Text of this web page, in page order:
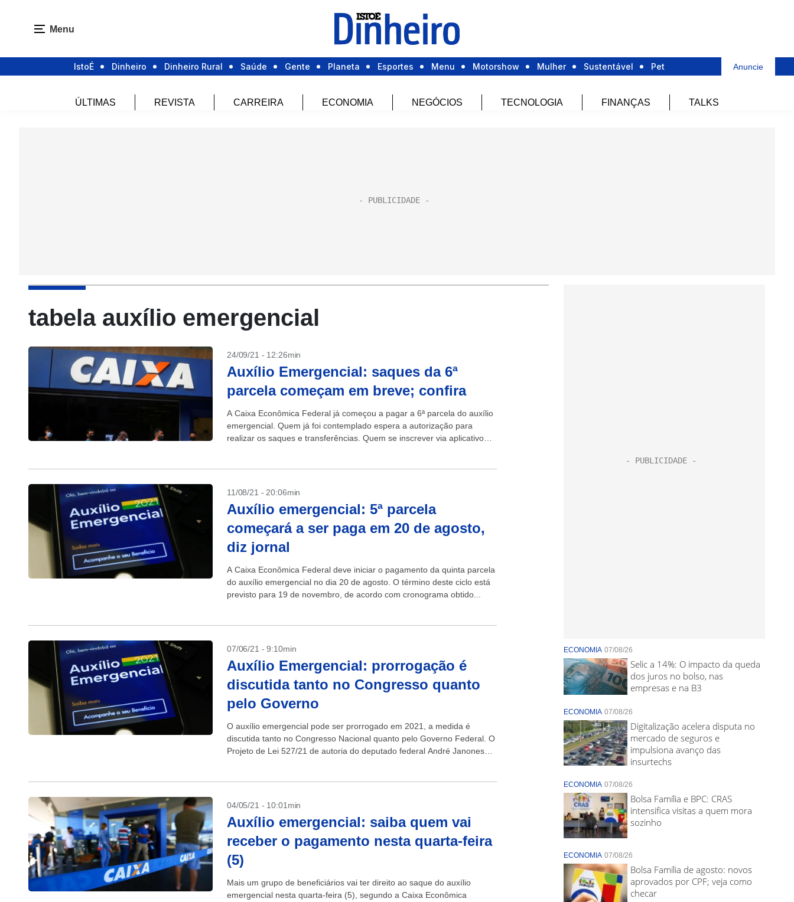
Menu
IstoÉ Dinheiro Dinheiro Rural Saúde Gente Planeta Esportes Menu Motorshow Mulher Sustentável Pet Anuncie
ÚLTIMAS REVISTA CARREIRA ECONOMIA NEGÓCIOS TECNOLOGIA FINANÇAS TALKS
tabela auxílio emergencial
24/09/21 - 12:26min
Auxílio Emergencial: saques da 6ª
parcela começam em breve; confira
A Caixa Econômica Federal já começou a pagar a 6ª parcela do auxílio
emergencial. Quem já foi contemplado espera a autorização para
realizar os saques e transferências. Quem se inscrever via aplicativo
11/08/21 - 20:06min
Auxílio emergencial: 5ª parcela
começará a ser paga em 20 de agosto,
diz jornal
A Caixa Econômica Federal deve iniciar o pagamento da quinta parcela
do auxílio emergencial no dia 20 de agosto. O término deste ciclo está
previsto para 19 de novembro, de acordo com cronograma obtido...
07/06/21 - 9:10min
Auxílio Emergencial: prorrogação é
discutida tanto no Congresso quanto
pelo Governo
O auxílio emergencial pode ser prorrogado em 2021, a medida é
discutida tanto no Congresso Nacional quanto pelo Governo Federal. O
Projeto de Lei 527/21 de autoria do deputado federal André Janones
04/05/21 - 10:01min
Auxílio emergencial: saiba quem vai
receber o pagamento nesta quarta-feira
(5)
Mais um grupo de beneficiários vai ter direito ao saque do auxílio
emergencial nesta quarta-feira (5), segundo a Caixa Econômica
ECONOMIA 07/08/26
Selic a 14%: O impacto da queda
dos juros no bolso, nas
empresas e na B3
ECONOMIA 07/08/26
Digitalização acelera disputa no
mercado de seguros e
impulsiona avanço das
insurtechs
ECONOMIA 07/08/26
Bolsa Família e BPC: CRAS
intensifica visitas a quem mora
sozinho
ECONOMIA 07/08/26
Bolsa Família de agosto: novos
aprovados por CPF; veja como
checar